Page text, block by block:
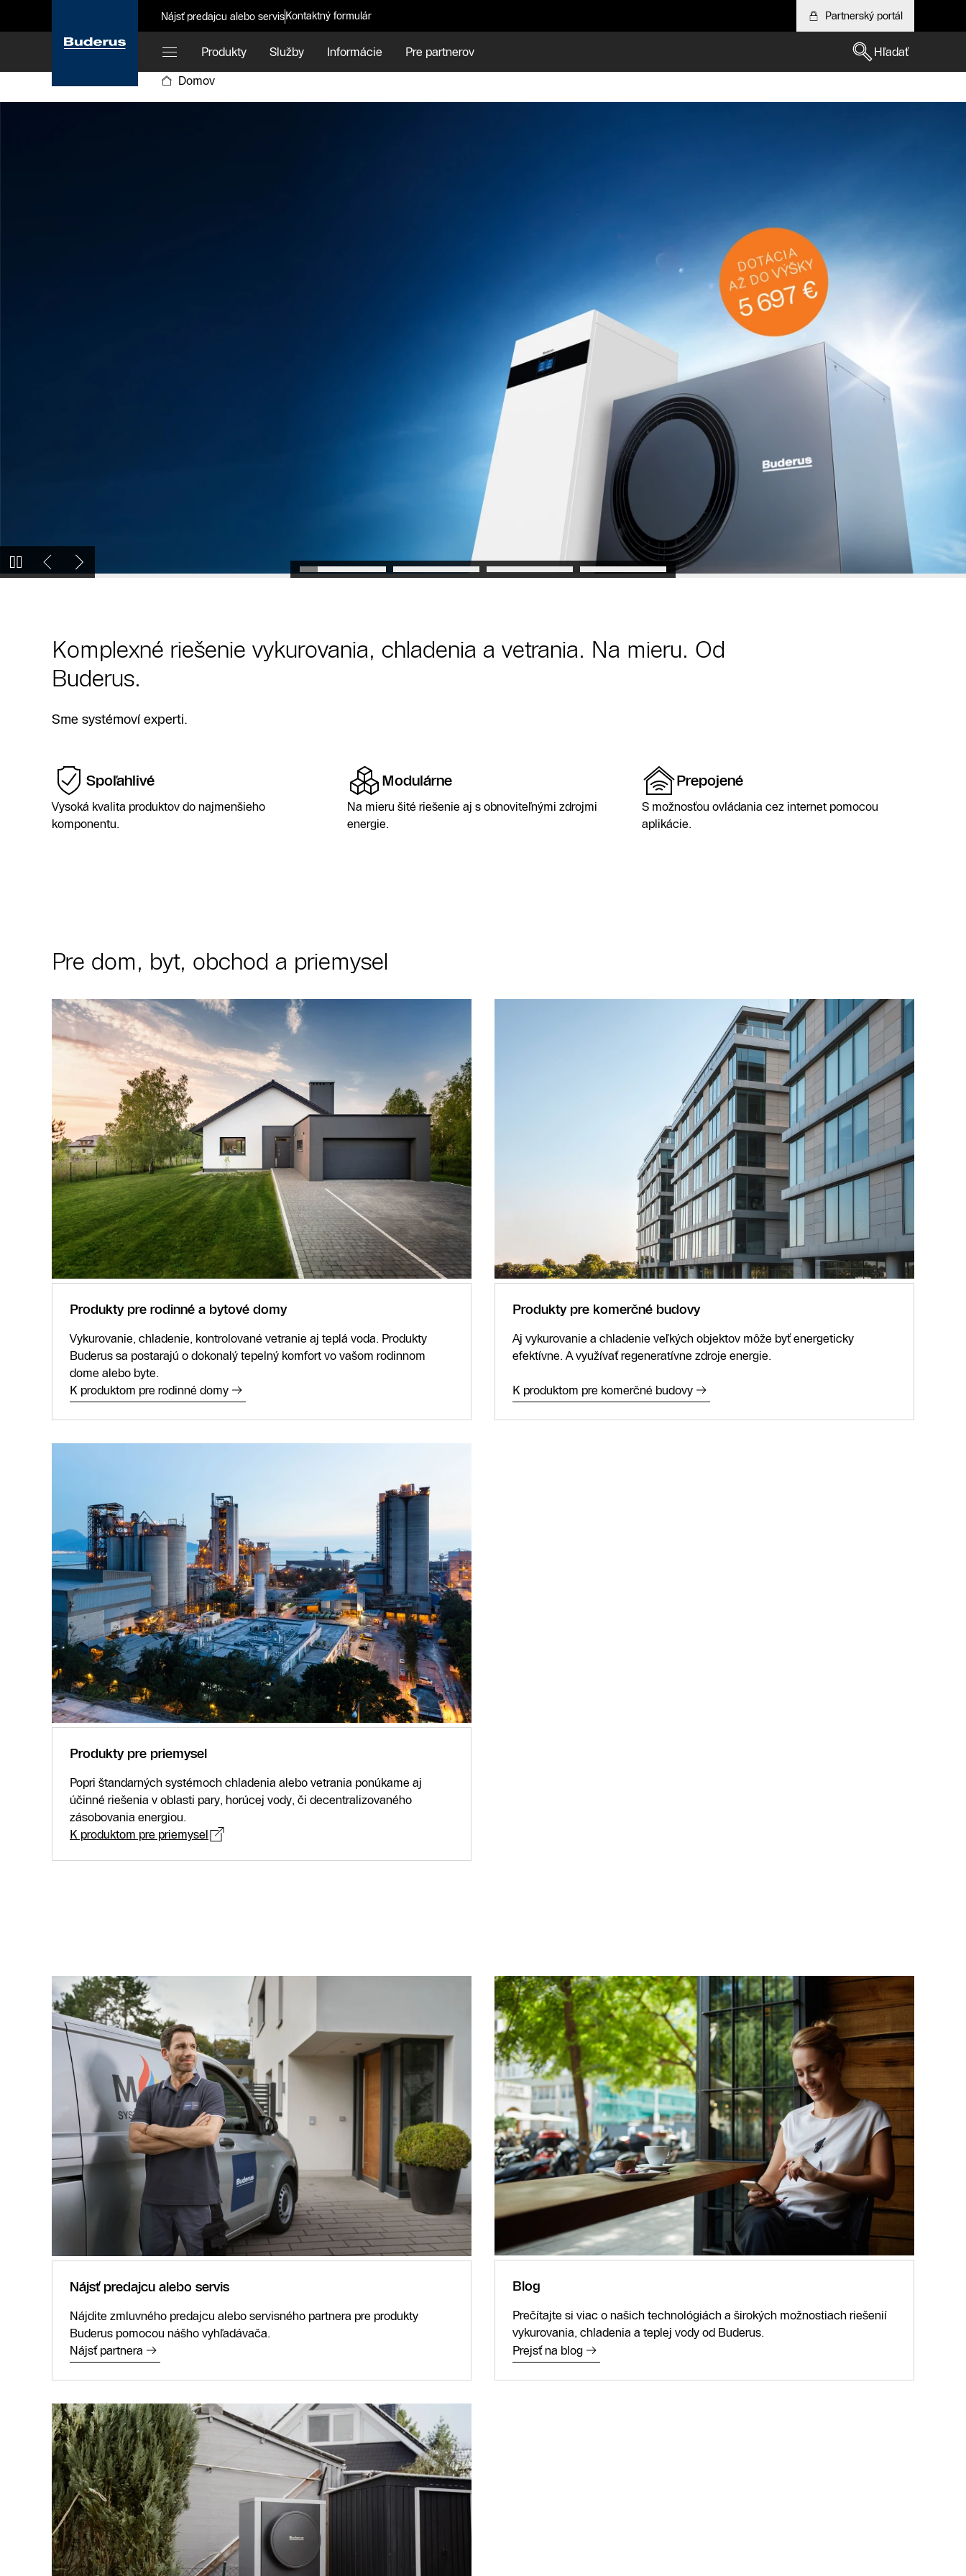
Nájsť predajcu alebo servisKontaktný formulár Partnerský portál
Produkty Služby Informácie Pre partnerov
Hľadať
Domov
Kúpte si tepelné čerpadlo vzduch-voda Logatherm WLW176i AR s
chladivom R290 (propán) a získajte dotáciu až do výšky 5 697 €!
Komplexné riešenie vykurovania, chladenia a vetrania. Na mieru. Od
Buderus.
Sme systémoví experti.
Spoľahlivé
Vysoká kvalita produktov do najmenšieho
komponentu.
Modulárne
Na mieru šité riešenie aj s obnoviteľnými zdrojmi
energie.
Prepojené
S možnosťou ovládania cez internet pomocou
aplikácie.
Pre dom, byt, obchod a priemysel
Produkty pre rodinné a bytové domy
Vykurovanie, chladenie, kontrolované vetranie aj teplá voda. Produkty
Buderus sa postarajú o dokonalý tepelný komfort vo vašom rodinnom
dome alebo byte.
K produktom pre rodinné domy
Produkty pre komerčné budovy
Aj vykurovanie a chladenie veľkých objektov môže byť energeticky
efektívne. A využívať regeneratívne zdroje energie.
K produktom pre komerčné budovy
Produkty pre priemysel
Popri štandarných systémoch chladenia alebo vetrania ponúkame aj
účinné riešenia v oblasti pary, horúcej vody, či decentralizovaného
zásobovania energiou.
K produktom pre priemysel
Nájsť predajcu alebo servis
Nájdite zmluvného predajcu alebo servisného partnera pre produkty
Buderus pomocou nášho vyhľadávača.
Nájsť partnera
Blog
Prečítajte si viac o našich technológiách a širokých možnostiach riešenií
vykurovania, chladenia a teplej vody od Buderus.
Prejsť na blog
Kontaktný
formulár
Kontakné
údaje
predajcu
alebo servis